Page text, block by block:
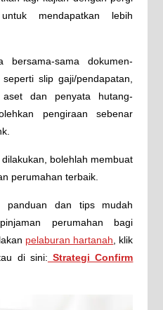
mendapatkan lebih
sama dokumen-
slip gaji/pendapatan,
dan penyata hutang-
pengiraan sebenar
bolehlah membuat
perumahan terbaik.
panduan dan tips mudah
perumahan bagi
pelaburan hartanah , klik
di sini: Strategi Confirm